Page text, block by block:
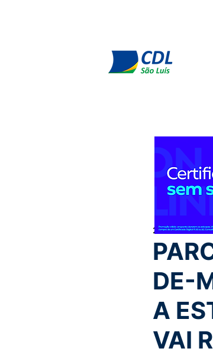
DE-
A
VAI
25 de fev. de